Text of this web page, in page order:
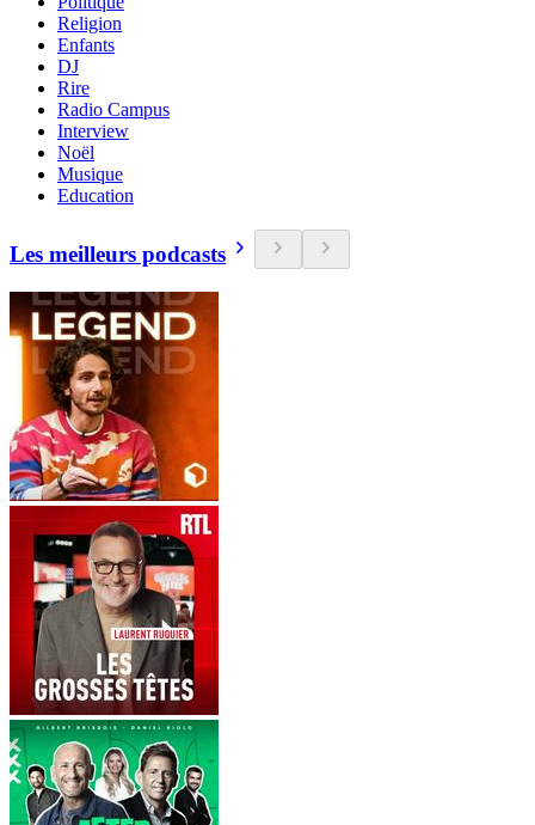
Religion
Enfants
DJ
Rire
Radio Campus
Interview
Noël
Musique
Education
Les meilleurs podcasts